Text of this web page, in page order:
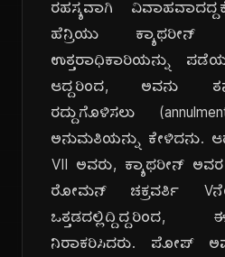
ರಹಸ್ಯವಾಗಿ
ಹೆನ್ರಿಯು
ಉತ್ತರಾಧಿಕಾರಿಯನ್ನು
ಆದ್ದರಿಂದ, ಅವನು
ರದ್ದುಗೊಳಿಸಲು
ಅನುಮತಿಯನ್ನು ಕೇಳಿದನು.
VII ಅವರು, ಕ್ಯಾಥರೀನ್
ರೋಮನ್ ಚಕ್ರವರ್ತಿ
ನಿರಾಕರಿಸಿದರು. ಪೋಪ್